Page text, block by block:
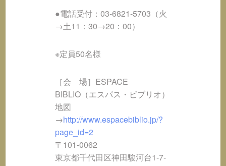
●電話受付：03-6821-5703（火
→土11：30→20：00）
※定員50名様
［会 場］ESPACE
BIBLIO（エスパス・ビブリオ）
地図
→http://www.espacebiblio.jp/?
page_id=2
〒101-0062
東京都千代田区神田駿河台1-7-